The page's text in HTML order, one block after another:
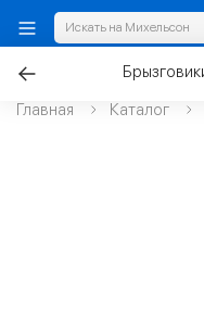
Главная Каталог